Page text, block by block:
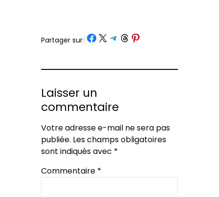
Partager sur/ Partager sur Facebook
Partager sur X Partager sur Telegram
Partager sur Threads
Partager sur Pinterest
Laisser un
commentaire
Votre adresse e-mail ne sera pas
publiée. Les champs obligatoires
sont indiqués avec *
Commentaire *